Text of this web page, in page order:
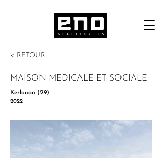
< RETOUR
MAISON MEDICALE ET SOCIALE
Kerlouan (29)
2022